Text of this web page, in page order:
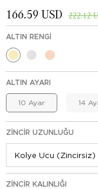
222.12
166.59 USD
ALTIN RENGI
ALTIN AYARI
10 Ayar 14
ZINCIR UZUNLUĞU
ZINCIR KALINLIĞI